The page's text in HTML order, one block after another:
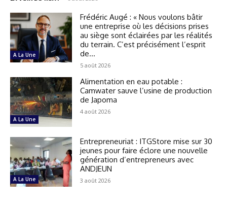
A La Une
Frédéric Augé : « Nous voulons bâtir
une entreprise où les décisions prises
au siège sont éclairées par les réalités
du terrain. C’est précisément l’esprit
de...
5 août 2026
A La Une
Alimentation en eau potable :
Camwater sauve l’usine de production
de Japoma
4 août 2026
A La Une
Entrepreneuriat : ITGStore mise sur 30
jeunes pour faire éclore une nouvelle
génération d’entrepreneurs avec
ANDJEUN
3 août 2026